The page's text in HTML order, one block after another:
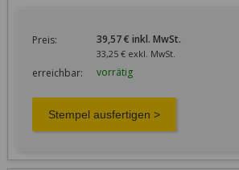
Preis: 39,57 € inkl. MwSt.
33,25 € exkl. MwSt.
erreichbar: vorrätig